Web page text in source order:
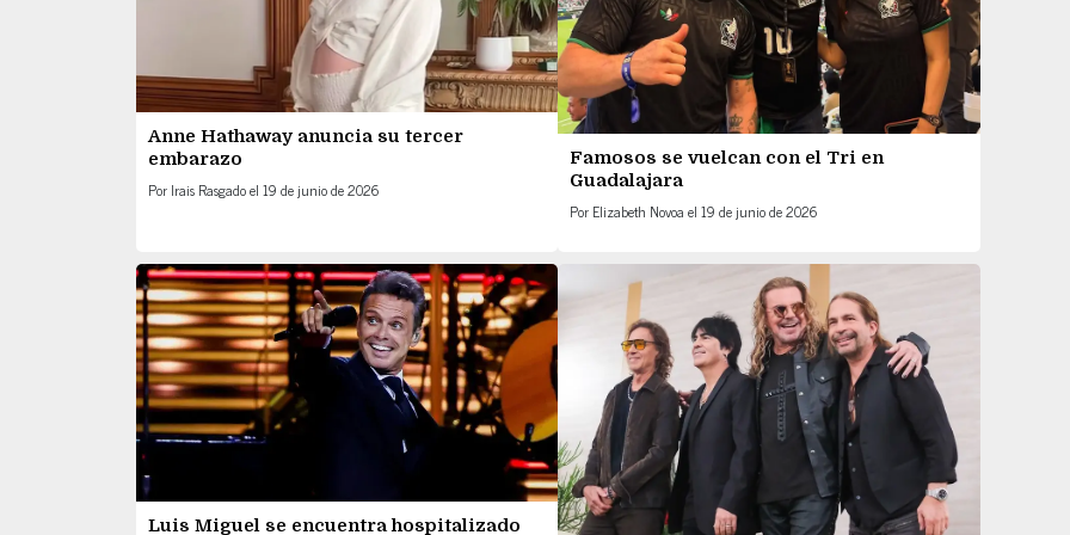
Anne Hathaway anuncia su tercer
embarazo
Por Irais Rasgadoel 19 de junio de 2026
Famosos se vuelcan con el Tri en
Guadalajara
Por Elizabeth Novoa el19 de junio de 2026
Luis Miguel se encuentra hospitalizado